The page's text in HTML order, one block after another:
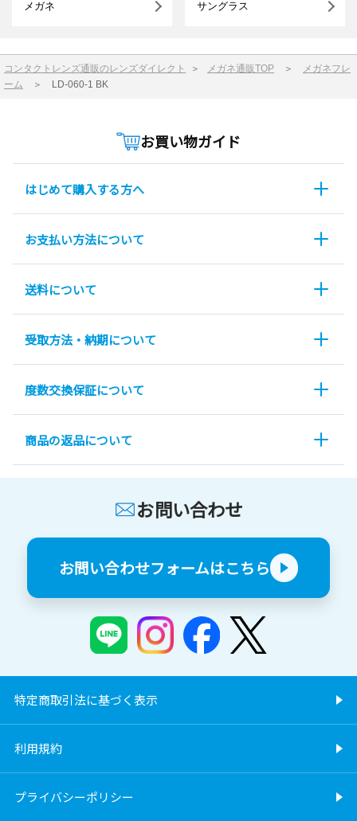
メガネ サングラス
コンタクトレンズ通販のレンズダイレクト ＞ メガネ通販TOP ＞
メガネフレ
ーム
＞ LD-060-1 BK
お買い物ガイド
はじめて購入する方へ
お支払い方法について
送料について
受取方法・納期について
度数交換保証について
商品の返品について
お問い合わせ
お問い合わせフォームはこちら
特定商取引法に基づく表示
利用規約
プライバシーポリシー